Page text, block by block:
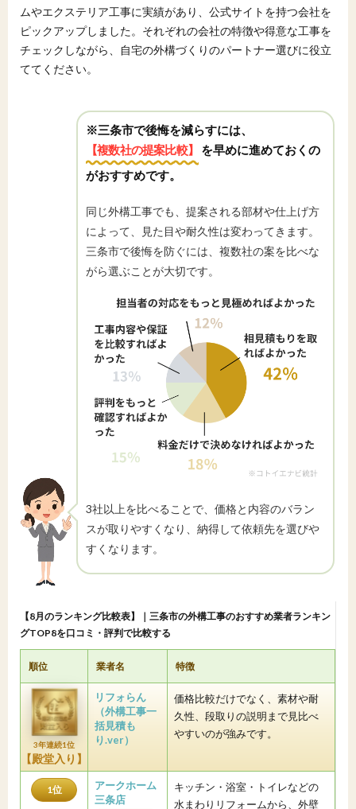
ムやエクステリア工事に実績があり、公式サイトを持つ会社を
ピックアップしました。それぞれの会社の特徴や得意な工事を
チェックしながら、自宅の外構づくりのパートナー選びに役立
ててください。
※三条市で後悔を減らすには、
【複数社の提案比較】
を早めに進めておくの
がおすすめです。
同じ外構工事でも、提案される部材や仕上げ方
によって、見た目や耐久性は変わってきます。
三条市で後悔を防ぐには、複数社の案を比べな
がら選ぶことが大切です。
3社以上を比べることで、価格と内容のバラン
スが取りやすくなり、納得して依頼先を選びや
すくなります。
【8月のランキング比較表】｜三条市の外構工事のおすすめ業者ランキン
グTOP8を口コミ・評判で比較する
順位 業者名 特徴
3年連続1位
【殿堂入り】
リフォらん
（外構工事一
括見積も
り.ver）
価格比較だけでなく、素材や耐
久性、段取りの説明まで見比べ
やすいのが強みです。
1位
アークホーム
三条店
キッチン・浴室・トイレなどの
水まわりリフォームから、外壁